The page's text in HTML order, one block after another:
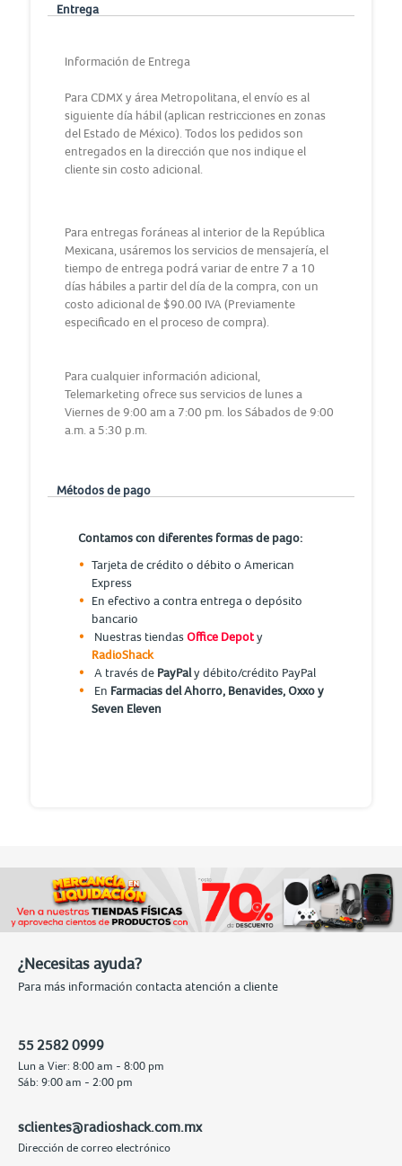
Entrega
Información de Entrega
Para CDMX y área Metropolitana, el envío es al
siguiente día hábil (aplican restricciones en zonas
del Estado de México). Todos los pedidos son
entregados en la dirección que nos indique el
cliente sin costo adicional.
Para entregas foráneas al interior de la República
Mexicana, usáremos los servicios de mensajería, el
tiempo de entrega podrá variar de entre 7 a 10
días hábiles a partir del día de la compra, con un
costo adicional de $90.00 IVA (Previamente
especificado en el proceso de compra).
Para cualquier información adicional,
Telemarketing ofrece sus servicios de lunes a
Viernes de 9:00 am a 7:00 pm. los Sábados de 9:00
a.m. a 5:30 p.m.
Métodos de pago
Contamos con diferentes formas de pago:
Tarjeta de crédito o débito o American
Express
En efectivo a contra entrega o depósito
bancario
Nuestras tiendasOffice Depoty
RadioShack
A través de PayPaly débito/crédito PayPal
En Farmacias del Ahorro, Benavides, Oxxo y
Seven Eleven
¿Necesitas ayuda?
Para más información contacta atención a cliente
55 2582 0999
Lun a Vier: 8:00 am - 8:00 pm
Sáb: 9:00 am - 2:00 pm
sclientes@radioshack.com.mx
Dirección de correo electrónico